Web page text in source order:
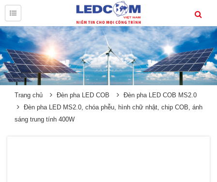
Trang chủ Đèn pha LED COB
Đèn pha LED COB MS2.0
Đèn pha LED MS2.0, chóa phễu, hình chữ nhật, chip COB, ánh
sáng trung tính 400W